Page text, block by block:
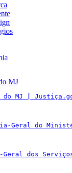
MJ
do MJ |
Geral do
Geral dos